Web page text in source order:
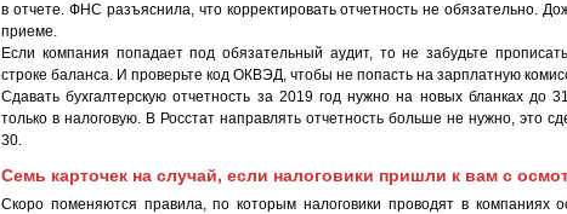
в отчете. ФНС разъяснила, что корректировать отчетность не обязательно.
приеме.
Если компания попадает под обязательный аудит, то не забудьте
строке баланса. И проверьте код ОКВЭД, чтобы не попасть на зарплатную
Сдавать бухгалтерскую отчетность за 2019 год нужно на новых бланках до
только в налоговую. В Росстат направлять отчетность больше не нужно, это
30.
Семь карточек на случай, если налоговики пришли к вам с
Скоро поменяются правила, по которым налоговики проводят в компаниях